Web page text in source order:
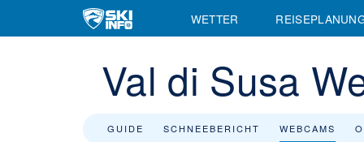
WETTER
Val di Susa
GUIDE SCHNEEBERICHT WEBCAMS